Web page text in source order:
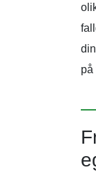
på